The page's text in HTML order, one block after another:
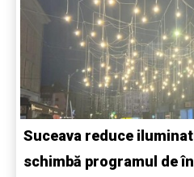
Suceava reduce
schimbă programul de